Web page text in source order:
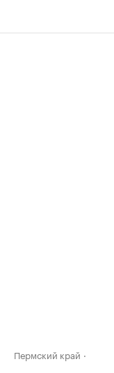
Пермский край